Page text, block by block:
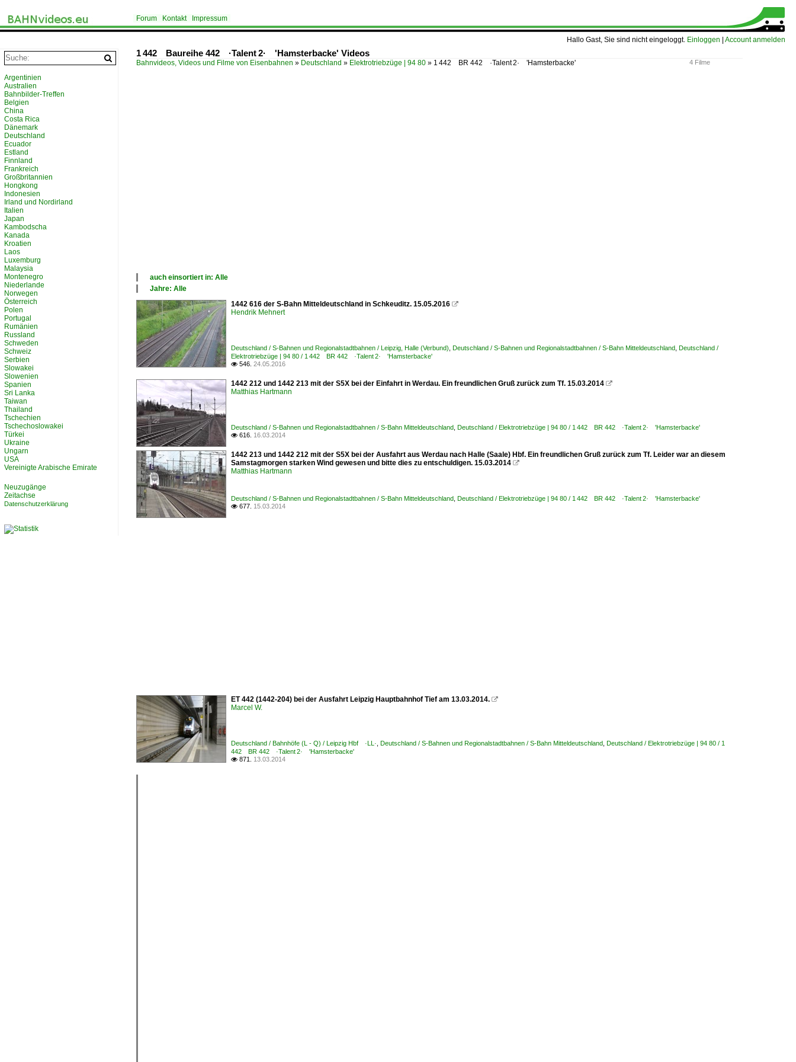
Hallo Gast, Sie sind nicht eingeloggt. Einloggen Account anmelden
Forum Kontakt Impressum
1 442 Baureihe 442 ·Talent 2· 'Hamsterbacke' Videos
4 Filme
Bahnvideos, Videos und Filme von Eisenbahnen » Deutschland » Elektrotriebzüge | 94 80 » 1 442 BR 442 ·Talent 2· 'Hamsterbacke'
auch einsortiert in: Alle
Deutschland
Jahre: Alle
Alle Jahre
2010
1442 616 der S-Bahn Mitteldeutschland in Schkeuditz. 15.05.2016 
Hendrik Mehnert
Deutschland / S-Bahnen und Regionalstadtbahnen / Leipzig, Halle (Verbund) Deutschland / S-Bahnen und Regionalstadtbahnen / S-Bahn Mitteldeutschland Deutschland /
Elektrotriebzüge | 94 80 / 1 442 BR 442 ·Talent 2· 'Hamsterbacke'
 546. 24.05.2016
1442 212 und 1442 213 mit der S5X bei der Einfahrt in Werdau. Ein freundlichen Gruß zurück zum Tf. 15.03.2014 
Matthias Hartmann
Deutschland / S-Bahnen und Regionalstadtbahnen / S-Bahn Mitteldeutschland Deutschland / Elektrotriebzüge | 94 80 / 1 442 BR 442 ·Talent 2· 'Hamsterbacke'
 616. 16.03.2014
1442 213 und 1442 212 mit der S5X bei der Ausfahrt aus Werdau nach Halle (Saale) Hbf. Ein freundlichen Gruß zurück zum Tf. Leider war an diesem
Samstagmorgen starken Wind gewesen und bitte dies zu entschuldigen. 15.03.2014 
Matthias Hartmann
Deutschland / S-Bahnen und Regionalstadtbahnen / S-Bahn Mitteldeutschland Deutschland / Elektrotriebzüge | 94 80 / 1 442 BR 442 ·Talent 2· 'Hamsterbacke'
 677. 15.03.2014
ET 442 (1442-204) bei der Ausfahrt Leipzig Hauptbahnhof Tief am 13.03.2014. 
Marcel W.
Deutschland / Bahnhöfe (L - Q) / Leipzig Hbf ·LL· Deutschland / S-Bahnen und Regionalstadtbahnen / S-Bahn Mitteldeutschland Deutschland / Elektrotriebzüge | 94 80 / 1
442 BR 442 ·Talent 2· 'Hamsterbacke'
 871. 13.03.2014
Argentinien
Australien
Bahnbilder-Treffen
Belgien
China
Costa Rica
Dänemark
Deutschland
Ecuador
Estland
Finnland
Frankreich
Großbritannien
Hongkong
Indonesien
Irland und Nordirland
Italien
Japan
Kambodscha
Kanada
Kroatien
Laos
Luxemburg
Malaysia
Montenegro
Niederlande
Norwegen
Österreich
Polen
Portugal
Rumänien
Russland
Schweden
Schweiz
Serbien
Slowakei
Slowenien
Spanien
Sri Lanka
Taiwan
Thailand
Tschechien
Tschechoslowakei
Türkei
Ukraine
Ungarn
USA
Vereinigte Arabische Emirate
Neuzugänge
Zeitachse
Datenschutzerklärung